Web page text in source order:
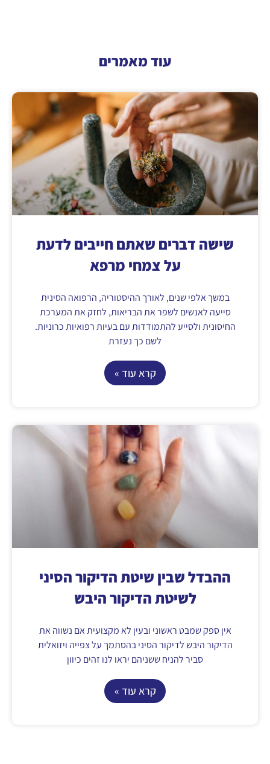
עוד מאמרים
שישה דברים שאתם חייבים לדעת
על צמחי מרפא
במשך אלפי שנים, לאורך ההיסטוריה, הרפואה הסינית
סייעה לאנשים לשפר את הבריאות, לחזק את המערכת
החיסונית ולסייע להתמודדות עם בעיות רפואיות כרוניות.
לשם כך נעזרת
קרא עוד »
ההבדל שבין שיטת הדיקור הסיני
לשיטת הדיקור היבש
אין ספק שמבט ראשוני ובעין לא מקצועית אם נשווה את
הדיקור היבש לדיקור הסיני בהסתמך על צפייה ויזואלית
סביר להניח ששניהם יראו לנו זהים כיוון
קרא עוד »